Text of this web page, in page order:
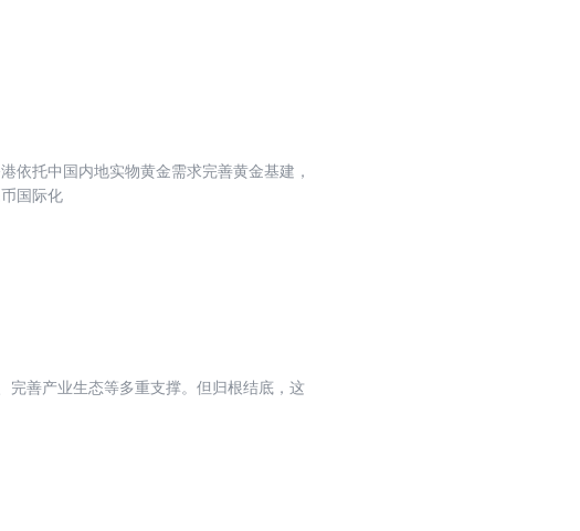
依托中国内地实物黄金需求完善黄金基建，
国际化
善产业生态等多重支撑。但归根结底，这